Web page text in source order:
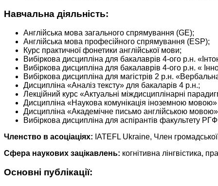
Навчальна діяльність:
Англійська мова загального спрямування (GE);
Англійська мова професійного спрямування (ESP);
Курс практичної фонетики англійської мови;
Вибіркова дисципліна для бакалаврів 4-ого р.н.
Вибіркова дисципліна для бакалаврів 4-ого р.н. «
Вибіркова дисципліна для магістрів 2 р.н.
Дисципліна «Аналіз тексту» для бакаларів 4 р.н.;
Лекційний курс «Актуальні міждисциплінарні
Дисципліна «Наукова комунікація іноземною мовою»
Дисципліна «Академічне письмо англійською мовою»
Вибіркова дисципліна для аспірантів факультету
Членство в асоціаціях: IATEFL Ukraine, Член
Сфера наукових зацікавлень: когнітивна лінгвістика,
Основні публікації: